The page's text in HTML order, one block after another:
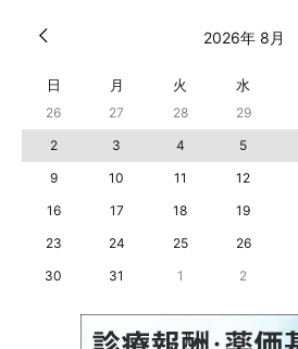
2026年 8月
日 月 火 水
26 27 28 29
2
3 4 5
9
10 11 12
16
17 18 19
23
24 25 26
30
31 1 2